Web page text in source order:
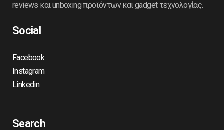
reviews και unboxing προϊόντων και gadget τεχνολογίας.
Social
Facebook
Instagram
Linkedin
Search